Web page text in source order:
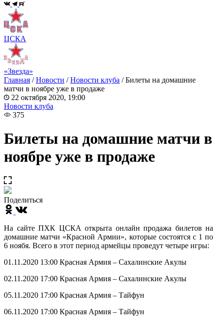
ЦСКА
«Звезда»
Главная /Новости /Новости клуба /Билеты на домашние
матчи в ноябре уже в продаже
22 октября 2020, 19:00
Новости клуба
375
Билеты на домашние матчи в
ноябре уже в продаже
Поделиться
На сайте ПХК ЦСКА открыта онлайн продажа билетов на
домашние матчи «Красной Армии», которые состоятся с 1 по
6 ноябя. Всего в этот период армейцы проведут четыре игры:
01.11.2020 13:00 Красная Армия – Сахалинские Акулы
02.11.2020 17:00 Красная Армия – Сахалинские Акулы
05.11.2020 17:00 Красная Армия – Тайфун
06.11.2020 17:00 Красная Армия – Тайфун